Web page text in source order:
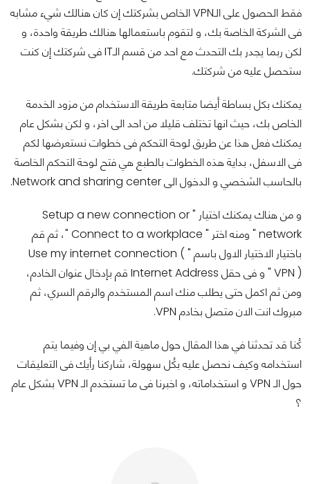
فقط الحصول على الـVPN الخاص بشركتك إن كان هنالك شيء مشابه
فى الشركة الخاصة بك، و لتقوم باستعمالها هنالك طريقة واحدة، و
لكن ربما يجدر بك التحدث مع احد من قسم الـIT فى شركتك إن كنت
ستحصل عليه من شركتك.
يمكنك بكل بساطة أيضا متابعة طريقة الاستخدام من مزود الخدمة
الخاص بك، حيث انها تختلف قليلا من احد الى اخر، و لكن بشكل عام
يمكنك فعل هذا عن طريق لوحة التحكم فى خطوات نستعرضها لكم
فى الاسفل، بداية هذه الخطوات بالطبع هي فتح لوحة التحكم الخاصة
بالحاسب الشخصي و الدخول الى Network and sharing center.
و من هناك يمكنك اختيار " Setup a new connection or
network " ومنه اختر " Connect to a workplace "، ثم قم
باختيار الاختيار الاول باسم " Use my internet connection (
VPN ) " و فى حقل Internet Address قم بإدخال عنوان الخادم،
ومن ثم اكمل حتى يطلب منك اسم المستخدم والرقم السري، ثم
مبروك انت الان متصل بخادم VPN.
كُنا قد تحدثنا في هذا المقال حول ماهية الفي بي إن وفيما يتم
استخدامه وكيف نحصل عليه بكُل سهولة، شاركنا رأيك فى التعليقات
حول الـ VPN و استخداماته، و اخبرنا فى ما تستخدم الـ VPN بشكل عام
؟